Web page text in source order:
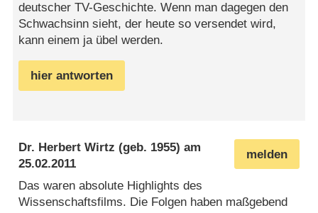
deutscher TV-Geschichte. Wenn man dagegen den
Schwachsinn sieht, der heute so versendet wird,
kann einem ja übel werden.
hier antworten
melden
Dr. Herbert Wirtz (geb. 1955) am
25.02.2011
Das waren absolute Highlights des
Wissenschaftsfilms. Die Folgen haben maßgebend